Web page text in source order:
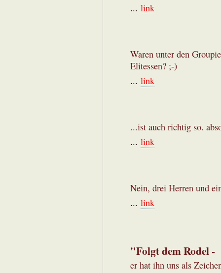
... link
Waren unter den
Elitessen? ;-)
... link
...ist auch richtig so.
... link
Nein, drei Herren und
... link
"Folgt dem Rodel -
er hat ihn uns als